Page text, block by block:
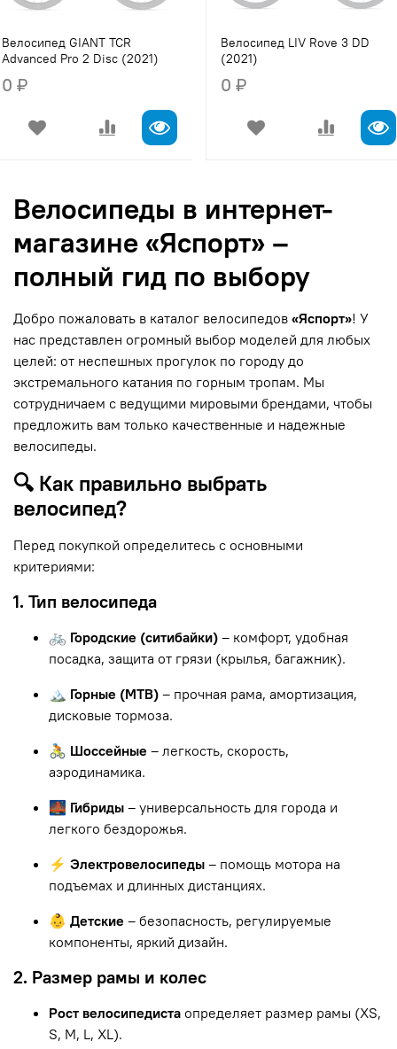
Велосипед GIANT TCR
Advanced Pro 2 Disc (2021)
0 ₽
Велосипед LIV Rove 3 DD
(2021)
0 ₽
Велосипеды в интернет-
магазине «Яспорт» –
полный гид по выбору
Добро пожаловать в каталог велосипедов «Яспорт»! У
нас представлен огромный выбор моделей для любых
целей: от неспешных прогулок по городу до
экстремального катания по горным тропам. Мы
сотрудничаем с ведущими мировыми брендами, чтобы
предложить вам только качественные и надежные
велосипеды.
🔍 Как правильно выбрать
велосипед?
Перед покупкой определитесь с основными
критериями:
1. Тип велосипеда
🚲 Городские (ситибайки) – комфорт, удобная
посадка, защита от грязи (крылья, багажник).
🏔 Горные (MTB) – прочная рама, амортизация,
дисковые тормоза.
🚴 Шоссейные – легкость, скорость,
аэродинамика.
🌉 Гибриды – универсальность для города и
легкого бездорожья.
⚡ Электровелосипеды – помощь мотора на
подъемах и длинных дистанциях.
👶 Детские – безопасность, регулируемые
компоненты, яркий дизайн.
2. Размер рамы и колес
Рост велосипедиста определяет размер рамы (XS,
S, M, L, XL).